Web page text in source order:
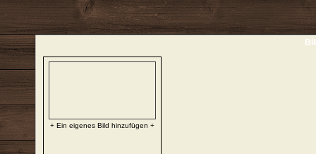
+ Ein eigenes Bild hinzufügen +